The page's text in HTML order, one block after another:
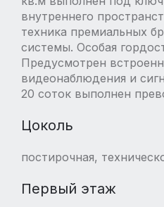
внутреннего
техника премиальных
системы. Особая
Предусмотрен
видеонаблюдения и
20 соток выполнен
Цоколь
постирочная,
Первый этаж